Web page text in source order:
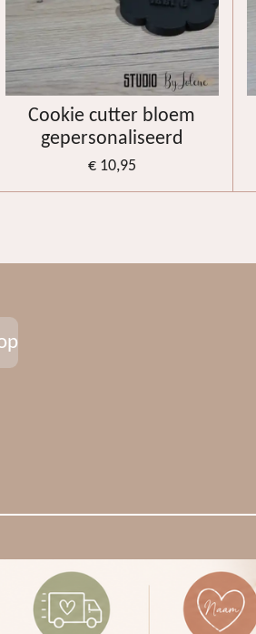
Cookie cutter bloem
gepersonaliseerd
€ 10,95